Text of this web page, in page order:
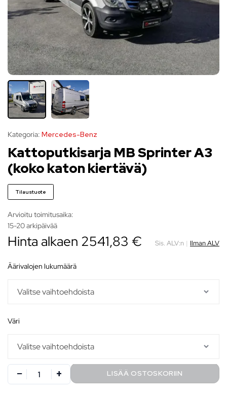
Kategoria: Mercedes-Benz
Kattoputkisarja MB Sprinter A3
(koko katon kiertävä)
Tilaustuote
Arvioitu toimitusaika:
15-20 arkipäivää
Hinta alkaen 2541,83 € Sis. ALV:n | Ilman ALV
äärivalojen lukumäärä
väri
LISÄÄ OSTOSKORIIN